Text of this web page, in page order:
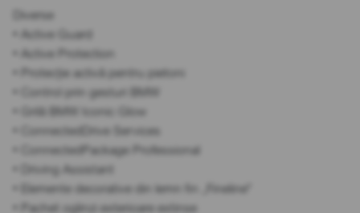
Diverse
• Active Guard
• Active Protection
• Protecție activă pentru pietoni
• Control prin gesturi BMW
• Grilă BMW Iconic Glow
• ConnectedDrive Services
• ConnectedPackage Professional
• Driving Assistant
• Elemente decorative din lemn fin „Fineline”
• Pachet oglinzi exterioare extinse